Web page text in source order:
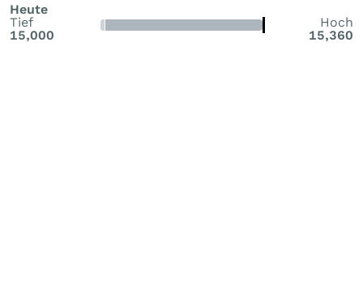
Heute
Tief
15,000
Hoch
15,360